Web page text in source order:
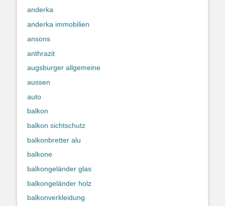
anderka
anderka immobilien
ansons
anthrazit
augsburger allgemeine
aussen
auto
balkon
balkon sichtschutz
balkonbretter alu
balkone
balkongeländer glas
balkongeländer holz
balkonverkleidung